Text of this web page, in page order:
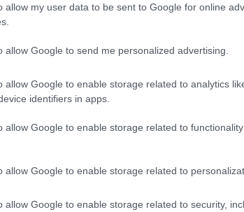
allow my user data to be sent to Google for online
allow Google to send me personalized advertising.
allow Google to enable storage related to analytics
identifiers in apps.
allow Google to enable storage related to
allow Google to enable storage related to
allow Google to enable storage related to security,
e la loroaccessibilità per le persone con
evitare eventuali difficoltà.
la disponibilità di autobus accessibili e
spazio per te.
bordo e sistemarti comodamente.
al conducente o a un altro passeggero di
rampa o aprire le porte.
in modo